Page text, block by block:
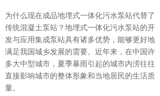
为什么现在成品地埋式一体化污水泵站代替了
传统混凝土泵站？地埋式一体化污水泵站的开
发与应用集成泵站具有诸多优势，能够更好地
满足我国城乡发展的需要。近年来，在中国许
多大中型城市，夏季暴雨引起的城市内涝往往
直接影响城市的整体形象和当地居民的生活质
量。